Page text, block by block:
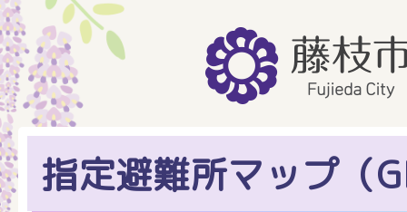
指定避難所マップ（